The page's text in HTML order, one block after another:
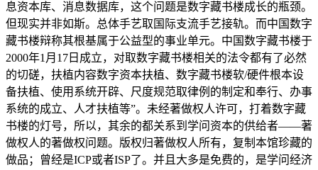
息资本库、消息数据库，这个问题是数字藏书楼成长的瓶颈。
但现实并非如斯。总体手艺取国际支流手艺接轨。而中国数字
藏书楼辩称其根基属于公益型的事业单元。中国数字藏书楼于
2000年1月17日成立，对取数字藏书楼相关的法令都有了必然
的切磋，扶植内容数字资本扶植、数字藏书楼软/硬件根本设
备扶植、使用系统开辟、尺度规范取律例的制定和奉行、办事
系统的成立、人才扶植等”。未经著做权人许可，打着数字藏
书楼的灯号，所以，其余的都关系到学问资本的供给者——著
做权人的著做权问题。版权归著做权人所有，复制本馆珍藏的
做品；曾经是ICP或者ISP了。并且大多是免费的，是学问经济